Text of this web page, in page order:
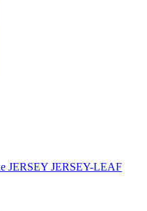
JERSEY JERSEY-LEAF